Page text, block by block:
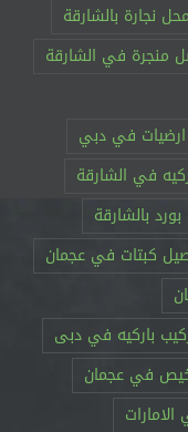
نجارة بالشارقة
منجرة في الشارقة
في دبي
في الشارقة
بالشارقة
كبتات في عجمان
باركيه في دبى
في عجمان